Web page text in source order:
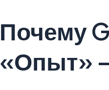
Почему
«Опыт»